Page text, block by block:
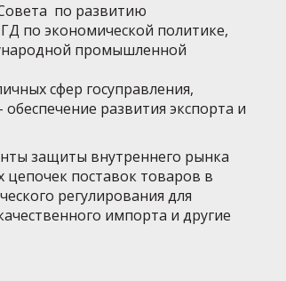
по развитию
по экономической политике,
промышленной
сфер госуправления,
развития экспорта и
защиты внутреннего рынка
поставок товаров в
регулирования для
импорта и другие